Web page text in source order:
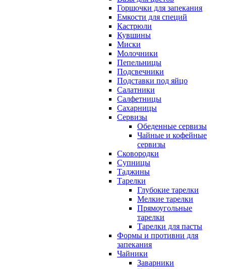
Горшочки для запекания
Емкости для специй
Кастрюли
Кувшины
Миски
Молочники
Пепельницы
Подсвечники
Подставки под яйцо
Салатники
Салфетницы
Сахарницы
Сервизы
Обеденные сервизы
Чайные и кофейные
сервизы
Сковородки
Супницы
Таджины
Тарелки
Глубокие тарелки
Мелкие тарелки
Прямоугольные
тарелки
Тарелки для пасты
Формы и противни для
запекания
Чайники
Заварники